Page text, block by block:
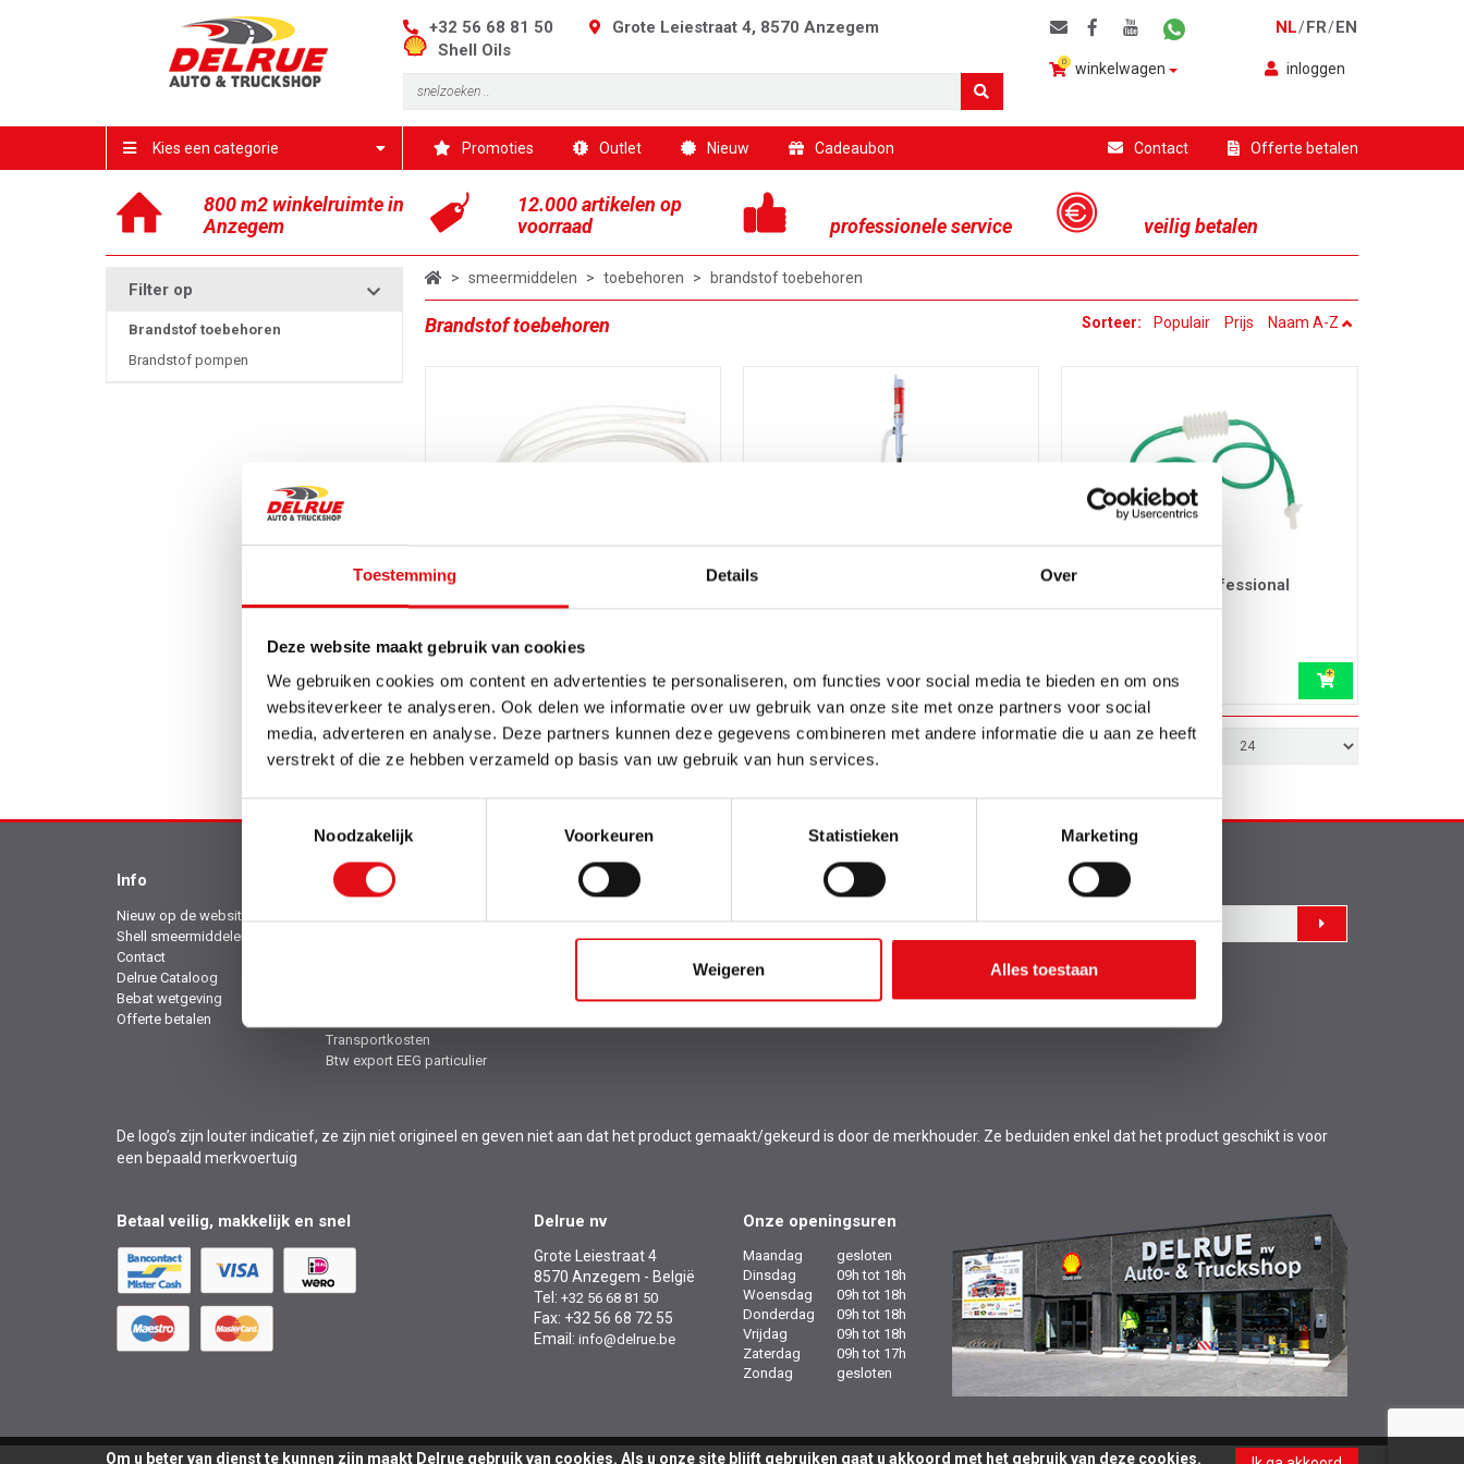
Toestemming Details Over
Deze website maakt gebruik van cookies
We gebruiken cookies om content en advertenties te personaliseren, om functies voor social media te bieden en om ons
websiteverkeer te analyseren. Ook delen we informatie over uw gebruik van onze site met onze partners voor social
media, adverteren en analyse. Deze partners kunnen deze gegevens combineren met andere informatie die u aan ze heeft
verstrekt of die ze hebben verzameld op basis van uw gebruik van hun services.
Noodzakelijk
Voorkeuren Statistieken Marketing
Weigeren Alles toestaan
+32 56 68 81 50
Grote Leiestraat 4, 8570 Anzegem
Shell Oils
NL/FR/EN
0 winkelwagen inloggen
Kies een categorie Promoties Outlet Nieuw Cadeaubon Contact Offerte betalen
800 m2 winkelruimte in
Anzegem
12.000 artikelen op
voorraad
professionele service veilig betalen
Filter op
Brandstof toebehoren
Brandstof pompen
> smeermiddelen > toebehoren > brandstof toebehoren
Brandstof toebehoren Sorteer: Populair Prijs Naam A-Z
Overhevelpomp "Power Pump"
Ref.: 03397024
22,95 EUR incl. btw
Overhevelpomp op batterij 6L/min
13,25 EUR incl. btw
Overhevelpomp professional
17,05 EUR
Info
Nieuw op de website
Shell smeermiddelen
Contact
Delrue Cataloog
Bebat wetgeving
Offerte betalen
Over
Transportkosten
Btw export EEG particulier
Snel naar
Volg ons
De logo’s zijn louter indicatief, ze zijn niet origineel en geven niet aan dat het product gemaakt/gekeurd is door de merkhouder. Ze beduiden enkel dat het product geschikt is voor
een bepaald merkvoertuig
Betaal veilig, makkelijk en snel Delrue nv
Grote Leiestraat 4
8570 Anzegem - België
Tel:+32 56 68 81 50
Fax: +32 56 68 72 55
Email:info@delrue.be
Onze openingsuren
Maandag
gesloten
Dinsdag
09h tot 18h
Woensdag
09h tot 18h
Donderdag
09h tot 18h
Vrijdag
09h tot 18h
Zaterdag
09h tot 17h
Zondag
gesloten
Om u beter van dienst te kunnen zijn maakt Delrue gebruik van cookies. Als u onze site blijft gebruiken gaat u akkoord met het gebruik van deze cookies.